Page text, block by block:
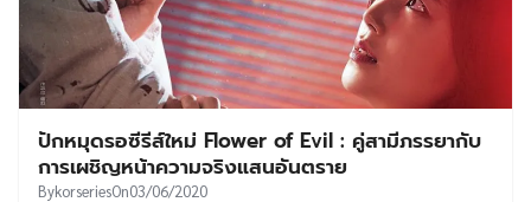
ปักหมุดรอซีรีส์ใหม่ Flower of Evil : คู่สามีภรรยากับ
การเผชิญหน้าความจริงแสนอันตราย
BykorseriesOn03/06/2020